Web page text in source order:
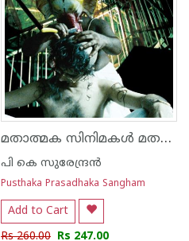
മതാത്മക സിനിമകൾ മതവിമർശന സിനിമകൾ
പി കെ സുരേന്ദ്രൻ
Pusthaka Prasadhaka Sangham
Add to Cart
Rs 260.00 Rs 247.00